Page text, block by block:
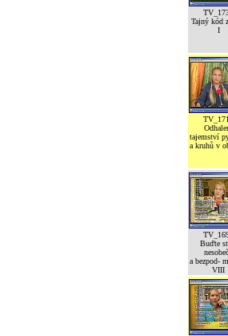
Tajný kód
I
tajemství
a kruhů v
Buďte
a bezpod-
VIII